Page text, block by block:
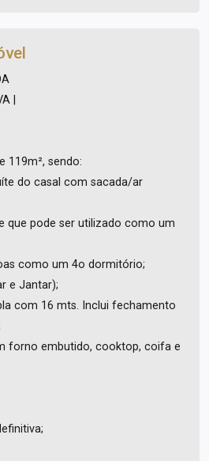
|
119m², sendo:
do casal com sacada/ar
que pode ser utilizado como um
como um 4o dormitório;
e Jantar);
com 16 mts. Inclui fechamento
forno embutido, cooktop, coifa e